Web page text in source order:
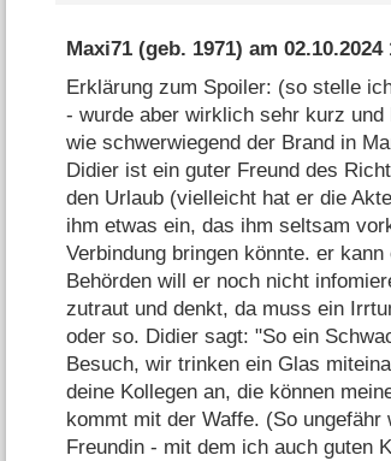
Maxi71(geb. 1971) am 02.10.2024
Erklärung zum Spoiler: (so stelle
- wurde aber wirklich sehr kurz
wie schwerwiegend der Brand in
Didier ist ein guter Freund des
den Urlaub (vielleicht hat er die
ihm etwas ein, das ihm seltsam
Verbindung bringen könnte. er
Behörden will er noch nicht
zutraut und denkt, da muss ein
oder so. Didier sagt: "So ein
Besuch, wir trinken ein Glas
deine Kollegen an, die können
kommt mit der Waffe. (So
Freundin - mit dem ich auch guten